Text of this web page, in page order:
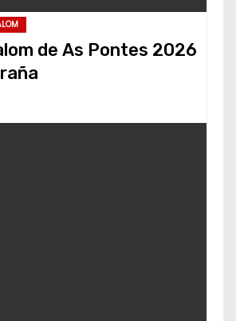
de As Pontes 2026